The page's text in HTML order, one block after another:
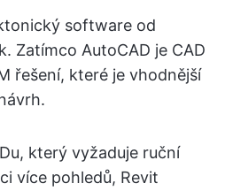
software od
Zatímco AutoCAD je CAD
řešení, které je vhodnější
který vyžaduje ruční
více pohledů, Revit